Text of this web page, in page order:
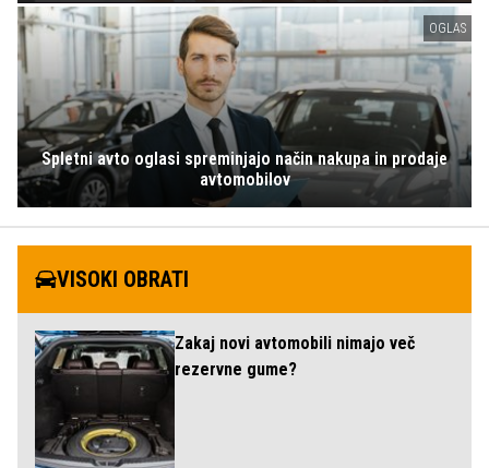
OGLAS
Spletni avto oglasi spreminjajo način nakupa in prodaje
avtomobilov
VISOKI OBRATI
Zakaj novi avtomobili nimajo več
rezervne gume?